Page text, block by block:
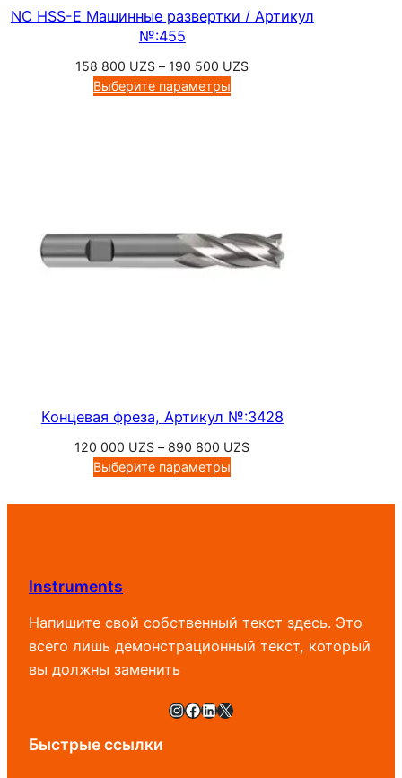
NC HSS-E Машинные развертки / Артикул
№:455
158 800 UZS – 190 500 UZSДиапазон
Выберите параметры
Концевая фреза, Артикул №:3428
120 000 UZS – 890 800 UZSДиапазон
000 UZS
Выберите параметры
Instruments
Напишите свой собственный текст здесь. Это
всего лишь демонстрационный текст, который
вы должны заменить
InstagramFacebookLinkedInX
Быстрые ссылки